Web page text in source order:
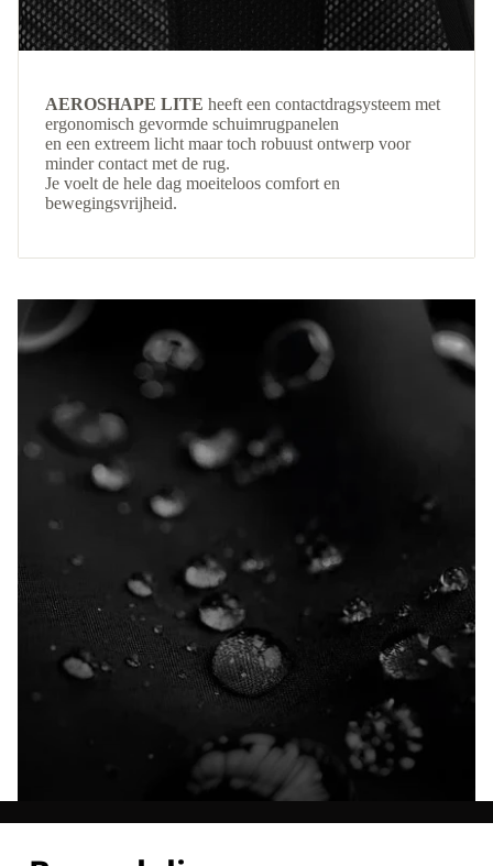
AEROSHAPE LITE heeft een contactdragsysteem met
ergonomisch gevormde schuimrugpanelen
en een extreem licht maar toch robuust ontwerp voor
minder contact met de rug.
Je voelt de hele dag moeiteloos comfort en
bewegingsvrijheid.